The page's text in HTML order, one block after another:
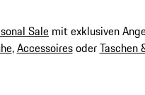
Sale mit exklusiven
,AccessoiresoderTaschen